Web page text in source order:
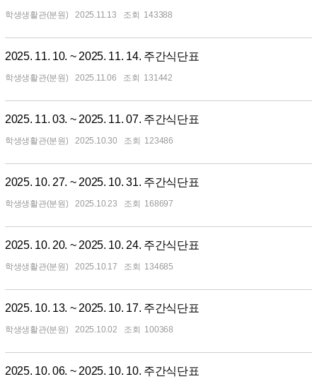
학생생활관(분원) 2025.11.13 143388
2025. 11. 10. ~ 2025. 11. 14. 주간식단표
학생생활관(분원) 2025.11.06 131442
2025. 11. 03. ~ 2025. 11. 07. 주간식단표
학생생활관(분원) 2025.10.30 123486
2025. 10. 27. ~ 2025. 10. 31. 주간식단표
학생생활관(분원) 2025.10.23 168697
2025. 10. 20. ~ 2025. 10. 24. 주간식단표
학생생활관(분원) 2025.10.17 134685
2025. 10. 13. ~ 2025. 10. 17. 주간식단표
학생생활관(분원) 2025.10.02 100368
2025. 10. 06. ~ 2025. 10. 10. 주간식단표